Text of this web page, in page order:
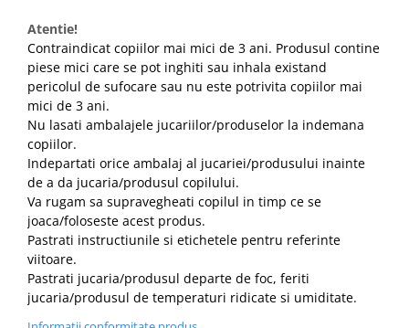
Atentie!
Contraindicat copiilor mai mici de 3 ani. Produsul contine
piese mici care se pot inghiti sau inhala existand
pericolul de sufocare sau nu este potrivita copiilor mai
mici de 3 ani.
Nu lasati ambalajele jucariilor/produselor la indemana
copiilor.
Indepartati orice ambalaj al jucariei/produsului inainte
de a da jucaria/produsul copilului.
Va rugam sa supravegheati copilul in timp ce se
joaca/foloseste acest produs.
Pastrati instructiunile si etichetele pentru referinte
viitoare.
Pastrati jucaria/produsul departe de foc, feriti
jucaria/produsul de temperaturi ridicate si umiditate.